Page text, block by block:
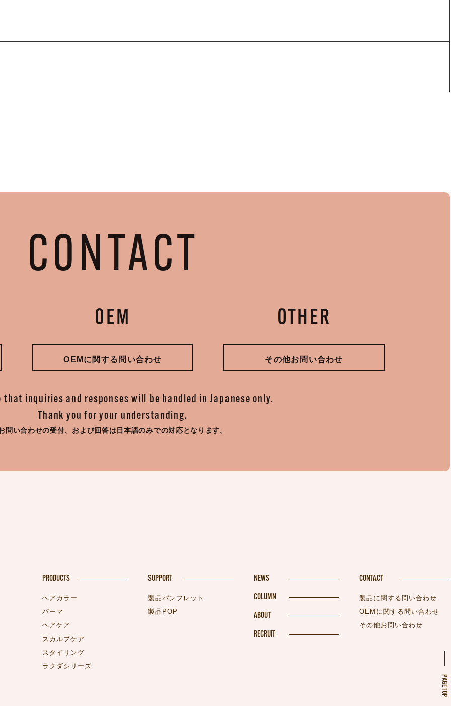
CONTACT
OEM
OEMに関する問い合わせ
OTHER
その他お問い合わせ
that inquiries and responses will be handled in Japanese only.
Thank you for your understanding.
問い合わせの受付、 および回答は日本語のみでの対応となります。
PRODUCTS
ヘアカラー
パーマ
ヘアケア
スカルプケア
スタイリング
ラクダシリーズ
SUPPORT
製品パンフレット
製品POP
NEWS
COLUMN
ABOUT
RECRUIT
CONTACT
製品に関する問い合わせ
OEMに関する問い合わせ
その他お問い合わせ
PAGETOP